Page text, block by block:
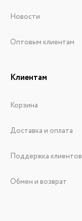
Новости
Оптовым клиентам
Клиентам
Корзина
Доставка и оплата
Поддержка клиентов
Обмен и возврат